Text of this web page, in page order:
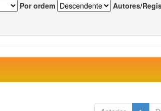
Por ordem Autores/